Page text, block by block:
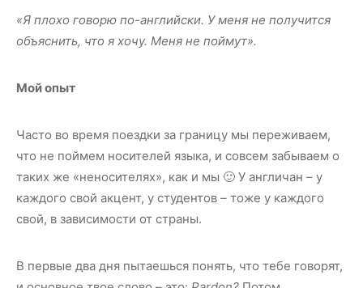
«Я плохо говорю по-английски. У меня не получится
объяснить, что я хочу. Меня не поймут».
Мой опыт
Часто во время поездки за границу мы переживаем,
что не поймем носителей языка, и совсем забываем о
таких же «неносителях», как и мы 🙂 У англичан – у
каждого свой акцент, у студентов – тоже у каждого
свой, в зависимости от страны.
В первые два дня пытаешься понять, что тебе говорят,